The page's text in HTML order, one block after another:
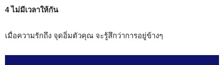
4 ไม่มีเวลาให้กัน
เมื่อความรักถึง จุดอิ่มตัวคุณ จะรู้สึกว่าการอยู่ข้างๆ